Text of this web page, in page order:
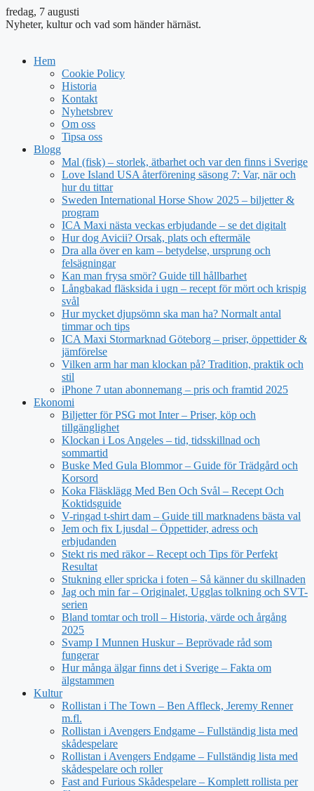
fredag, 7 augusti
Nyheter, kultur och vad som händer härnäst.
Hem
Cookie Policy
Historia
Kontakt
Nyhetsbrev
Om oss
Tipsa oss
Blogg
Mal (fisk) – storlek, ätbarhet och var den finns i Sverige
Love Island USA återförening säsong 7: Var, när och
hur du tittar
Sweden International Horse Show 2025 – biljetter &
program
ICA Maxi nästa veckas erbjudande – se det digitalt
Hur dog Avicii? Orsak, plats och eftermäle
Dra alla över en kam – betydelse, ursprung och
felsägningar
Kan man frysa smör? Guide till hållbarhet
Långbakad fläsksida i ugn – recept för mört och krispig
svål
Hur mycket djupsömn ska man ha? Normalt antal
timmar och tips
ICA Maxi Stormarknad Göteborg – priser, öppettider &
jämförelse
Vilken arm har man klockan på? Tradition, praktik och
stil
iPhone 7 utan abonnemang – pris och framtid 2025
Ekonomi
Biljetter för PSG mot Inter – Priser, köp och
tillgänglighet
Klockan i Los Angeles – tid, tidsskillnad och
sommartid
Buske Med Gula Blommor – Guide för Trädgård och
Korsord
Koka Fläsklägg Med Ben Och Svål – Recept Och
Koktidsguide
V-ringad t-shirt dam – Guide till marknadens bästa val
Jem och fix Ljusdal – Öppettider, adress och
erbjudanden
Stekt ris med räkor – Recept och Tips för Perfekt
Resultat
Stukning eller spricka i foten – Så känner du skillnaden
Jag och min far – Originalet, Ugglas tolkning och SVT-
serien
Bland tomtar och troll – Historia, värde och årgång
2025
Svamp I Munnen Huskur – Beprövade råd som
fungerar
Hur många älgar finns det i Sverige – Fakta om
älgstammen
Kultur
Rollistan i The Town – Ben Affleck, Jeremy Renner
m.fl.
Rollistan i Avengers Endgame – Fullständig lista med
skådespelare
Rollistan i Avengers Endgame – Fullständig lista med
skådespelare och roller
Fast and Furious Skådespelare – Komplett rollista per